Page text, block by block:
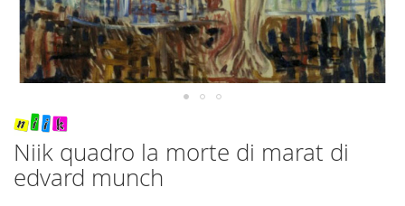
Vai
all'inizio
della
galleria
di
Niik quadro la morte di marat di
edvard munch